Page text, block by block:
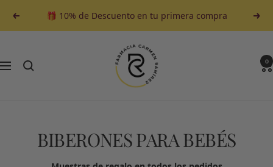
contenido
Anterior 🎁 10% de Descuento en tu primera compra
Navegación
Farmacia
Carmen
Ramirez
0
BIBERONES PARA BEBÉS